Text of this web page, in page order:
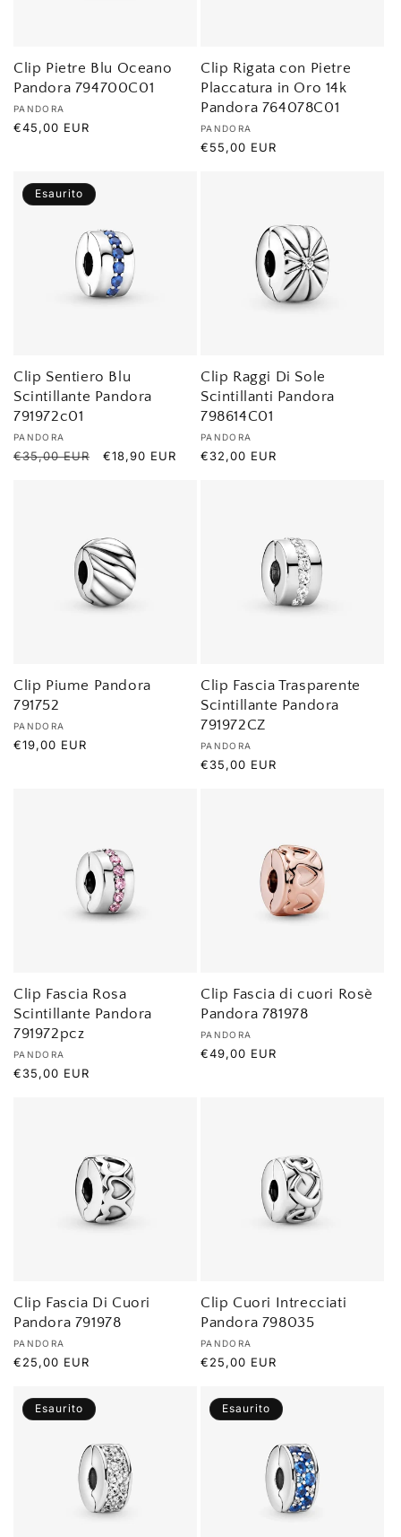
e
:
Clip Pietre Blu Oceano
Pandora 794700C01
Produttore:
PANDORA
Prezzo
€45,00 EUR
Clip Rigata con Pietre
Placcatura in Oro 14k
Pandora 764078C01
Produttore:
PANDORA
Prezzo
€55,00 EUR
Esaurito
Clip Sentiero Blu
Scintillante Pandora
791972c01
Produttore:
PANDORA
Prezzo
€35,00 EUR
Prezzo
€18,90 EUR
Clip Raggi Di Sole
Scintillanti Pandora
798614C01
Produttore:
PANDORA
Prezzo
€32,00 EUR
Clip Piume Pandora
791752
Produttore:
PANDORA
Prezzo
€19,00 EUR
Clip Fascia Trasparente
Scintillante Pandora
791972CZ
Produttore:
PANDORA
Prezzo
€35,00 EUR
Clip Fascia Rosa
Scintillante Pandora
791972pcz
Produttore:
PANDORA
Prezzo
€35,00 EUR
Clip Fascia di cuori Rosè
Pandora 781978
Produttore:
PANDORA
Prezzo
€49,00 EUR
Clip Fascia Di Cuori
Pandora 791978
Produttore:
PANDORA
Prezzo
listino
€25,00 EUR
Clip Cuori Intrecciati
Pandora 798035
Produttore:
PANDORA
Prezzo
listino
€25,00 EUR
Esaurito Esaurito